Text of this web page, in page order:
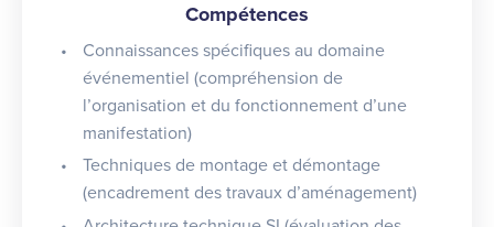
Compétences
Connaissances spécifiques au domaine
événementiel (compréhension de
l’organisation et du fonctionnement d’une
manifestation)
Techniques de montage et démontage
(encadrement des travaux d’aménagement)